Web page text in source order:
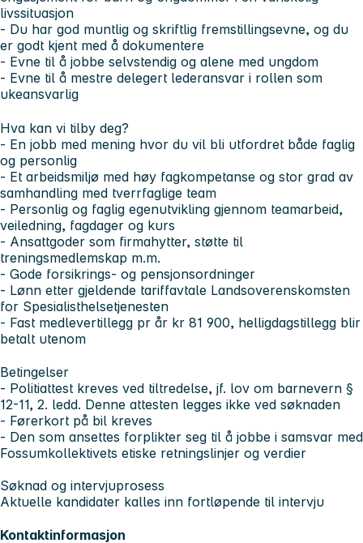
livssituasjon
- Du har god muntlig og skriftlig fremstillingsevne, og du
er godt kjent med å dokumentere
- Evne til å jobbe selvstendig og alene med ungdom
- Evne til å mestre delegert lederansvar i rollen som
ukeansvarlig
Hva kan vi tilby deg?
- En jobb med mening hvor du vil bli utfordret både faglig
og personlig
- Et arbeidsmiljø med høy fagkompetanse og stor grad av
samhandling med tverrfaglige team
- Personlig og faglig egenutvikling gjennom teamarbeid,
veiledning, fagdager og kurs
- Ansattgoder som firmahytter, støtte til
treningsmedlemskap m.m.
- Gode forsikrings- og pensjonsordninger
- Lønn etter gjeldende tariffavtale Landsoverenskomsten
for Spesialisthelsetjenesten
- Fast medlevertillegg pr år kr 81 900, helligdagstillegg blir
betalt utenom
Betingelser
- Politiattest kreves ved tiltredelse, jf. lov om barnevern §
12-11, 2. ledd. Denne attesten legges ikke ved søknaden
- Førerkort på bil kreves
- Den som ansettes forplikter seg til å jobbe i samsvar med
Fossumkollektivets etiske retningslinjer og verdier
Søknad og intervjuprosess
Aktuelle kandidater kalles inn fortløpende til intervju
Kontaktinformasjon